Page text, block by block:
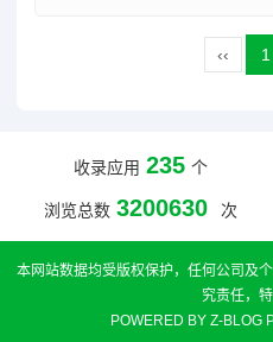
‹‹ 1
收录应用 235 个
浏览总数 3200630 次
本网站数据均受版权保护，任何公司及
究责任，特
POWERED BY Z-BLOG